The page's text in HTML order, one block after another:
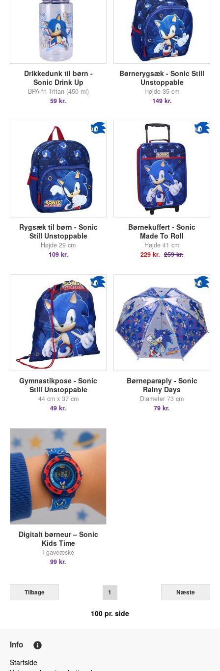
Drikkedunk til børn -
Sonic Drink Up
BPA-fri Tritan (450 ml)
59 kr.
Børnerygsæk - Sonic Still
Unstoppable
Højde 35 cm
149 kr.
Rygsæk til børn - Sonic
Still Unstoppable
Højde 29 cm
109 kr.
Børnekuffert - Sonic
Made To Roll
Højde 41 cm
229 kr. 259 kr.
Gymnastikpose - Sonic
Still Unstoppable
44 cm x 37 cm
49 kr.
Børneparaply - Sonic
Rainy Days
Diameter 73 cm
79 kr.
Digitalt børneur – Sonic
Kids Time
I gaveæske
99 kr.
Tilbage 1 Næste
100 pr. side
Info
Startside